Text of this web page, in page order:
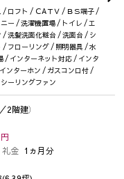
/ ロフト / ＣAＴＶ / ＢＳ端子 /
ー / 洗濯機置場 / トイレ / エ
洗髪洗面化粧台 / 洗面台 / シ
フローリング / 照明器具 / 水
/ インターネット対応 / インタ
ンターホン / ガスコンロ付 /
ーリングファン
2階建）
円
礼金 1ヵ月分